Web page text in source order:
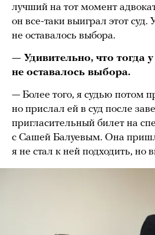
лучший на тот момент
он все-таки выиграл этот суд.
не оставалось выбора.
— Удивительно, что тогда
не оставалось выбора.
— Более того, я судью потом
но прислал ей в суд после
пригласительный билет на
с Сашей Балуевым. Она
я не стал к ней подходить, но